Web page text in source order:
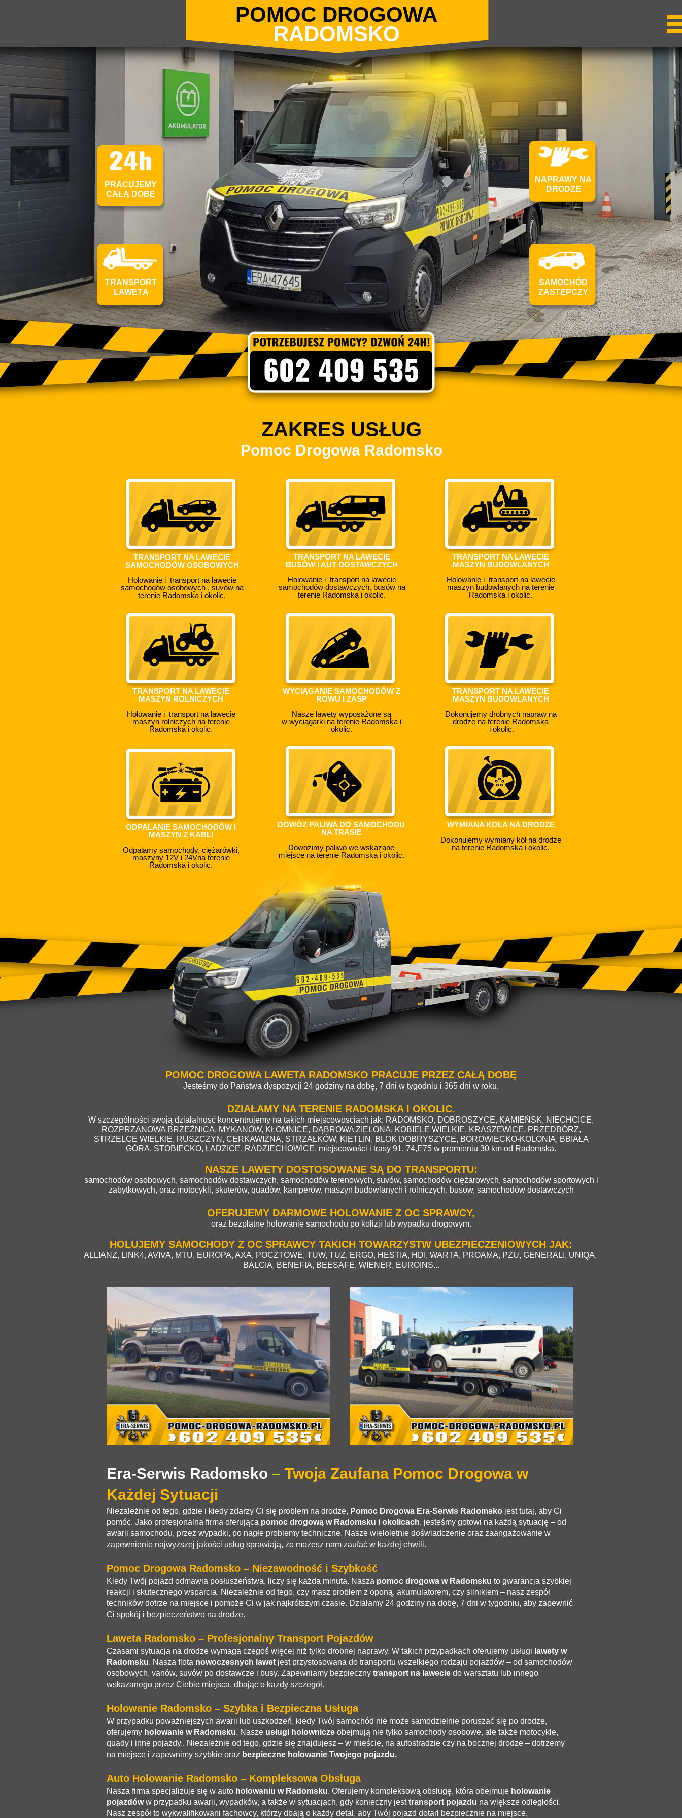
ZAKRES USŁUG
Pomoc Drogowa Radomsko
TRANSPORT NA LAWECIE
SAMOCHODÓW OSOBOWYCH
Holowanie i transport na lawecie
samochodów osobowych , suvów na
terenie Radomska i okolic.
TRANSPORT NA LAWECIE
BUSÓW I AUT DOSTAWCZYCH
Holowanie i transport na lawecie
samochodów dostawczych, busów na
terenie Radomska i okolic.
TRANSPORT NA LAWECIE
MASZYN BUDOWLANYCH
Holowanie i transport na lawecie
maszyn budowlanych na terenie
Radomska i okolic.
TRANSPORT NA LAWECIE
MASZYN ROLNICZYCH
Holowanie i transport na lawecie
maszyn rolniczych na terenie
Radomska i okolic.
WYCIĄGANIE SAMOCHODÓW Z
ROWU I ZASP
Nasze lawety wyposażone są
w wyciągarki na terenie Radomska i
okolic.
TRANSPORT NA LAWECIE
MASZYN BUDOWLANYCH
Dokonujemy drobnych napraw na
drodze na terenie Radomska
i okolic.
ODPALANIE SAMOCHODÓW I
MASZYN Z KABLI
Odpalamy samochody, ciężarówki,
maszyny 12V i 24Vna terenie
Radomska i okolic.
DOWÓZ PALIWA DO SAMOCHODU
NA TRASIE
Dowozimy paliwo we wskazane
miejsce na terenie Radomska i okolic.
WYMIANA KOŁA NA DRODZE
Dokonujemy wymiany kół na drodze
na terenie Radomska i okolic.
POMOC DROGOWA
RADOMSKO
PRACUJEMY
CAŁĄ DOBĘ
SAMOCHÓD
ZASTĘPCZY
NAPRAWY NA
DRODZE
TRANSPORT
LAWETĄ
POMOC DROGOWA LAWETA RADOMSKO PRACUJE PRZEZ CAŁĄ DOBĘ
Jesteśmy do Państwa dyspozycji 24 godziny na dobę, 7 dni w tygodniu i 365 dni w roku.
DZIAŁAMY NA TERENIE RADOMSKA I OKOLIC.
W szczególności swoją działalność koncentrujemy na takich miejscowościach jak: RADOMSKO, DOBROSZYCE, KAMIEŃSK, NIECHCICE,
ROZPRZANOWA BRZEŹNICA, MYKANÓW, KŁOMNICE, DĄBROWA ZIELONA, KOBIELE WIELKIE, KRASZEWICE, PRZEDBÓRZ,
STRZELCE WIELKIE, RUSZCZYN, CERKAWIZNA, STRZAŁKÓW, KIETLIN, BLOK DOBRYSZYCE, BOROWIECKO-KOLONIA, BBIAŁA
GÓRA, STOBIECKO, ŁADZICE, RADZIECHOWICE, miejscowości i trasy 91, 74,E75 w promieniu 30 km od Radomska.
NASZE LAWETY DOSTOSOWANE SĄ DO TRANSPORTU:
samochodów osobowych, samochodów dostawczych, samochodów terenowych, suvów, samochodów ciężarowych, samochodów sportowych i
zabytkowych, oraz motocykli, skuterów, quadów, kamperów, maszyn budowlanych i rolniczych, busów, samochodów dostawczych
OFERUJEMY DARMOWE HOLOWANIE Z OC SPRAWCY,
oraz bezpłatne holowanie samochodu po kolizji lub wypadku drogowym.
HOLUJEMY SAMOCHODY Z OC SPRAWCY TAKICH TOWARZYSTW UBEZPIECZENIOWYCH JAK:
ALLIANZ, LINK4, AVIVA, MTU, EUROPA, AXA, POCZTOWE, TUW, TUZ, ERGO, HESTIA, HDI, WARTA, PROAMA, PZU, GENERALI, UNIQA,
BALCIA, BENEFIA, BEESAFE, WIENER, EUROINS...
Era-Serwis Radomsko – Twoja Zaufana Pomoc Drogowa w
Każdej Sytuacji
Niezależnie od tego, gdzie i kiedy zdarzy Ci się problem na drodze, Pomoc Drogowa Era-Serwis Radomsko jest tutaj, aby Ci
pomóc. Jako profesjonalna firma oferująca pomoc drogową w Radomsku i okolicach, jesteśmy gotowi na każdą sytuację – od
awarii samochodu, przez wypadki, po nagłe problemy techniczne. Nasze wieloletnie doświadczenie oraz zaangażowanie w
zapewnienie najwyższej jakości usług sprawiają, że możesz nam zaufać w każdej chwili.
Pomoc Drogowa Radomsko – Niezawodność i Szybkość
Kiedy Twój pojazd odmawia posłuszeństwa, liczy się każda minuta. Nasza pomoc drogowa w Radomsku to gwarancja szybkiej
reakcji i skutecznego wsparcia. Niezależnie od tego, czy masz problem z oponą, akumulatorem, czy silnikiem – nasz zespół
techników dotrze na miejsce i pomoże Ci w jak najkrótszym czasie. Działamy 24 godziny na dobę, 7 dni w tygodniu, aby zapewnić
Ci spokój i bezpieczeństwo na drodze.
Laweta Radomsko – Profesjonalny Transport Pojazdów
Czasami sytuacja na drodze wymaga czegoś więcej niż tylko drobnej naprawy. W takich przypadkach oferujemy usługi lawety w
Radomsku. Nasza flota nowoczesnych lawet jest przystosowana do transportu wszelkiego rodzaju pojazdów – od samochodów
osobowych, vanów, suvów po dostawcze i busy. Zapewniamy bezpieczny transport na lawecie do warsztatu lub innego
wskazanego przez Ciebie miejsca, dbając o każdy szczegół.
Holowanie Radomsko – Szybka i Bezpieczna Usługa
W przypadku poważniejszych awarii lub uszkodzeń, kiedy Twój samochód nie może samodzielnie poruszać się po drodze,
oferujemy holowanie w Radomsku. Nasze usługi holownicze obejmują nie tylko samochody osobowe, ale także motocykle,
quady i inne pojazdy.. Niezależnie od tego, gdzie się znajdujesz – w mieście, na autostradzie czy na bocznej drodze – dotrzemy
na miejsce i zapewnimy szybkie oraz bezpieczne holowanie Twojego pojazdu.
Auto Holowanie Radomsko – Kompleksowa Obsługa
Nasza firma specjalizuje się w auto holowaniu w Radomsku. Oferujemy kompleksową obsługę, która obejmuje holowanie
pojazdóww przypadku awarii, wypadków, a także w sytuacjach, gdy konieczny jesttransport pojazdu na większe odległości.
Nasz zespół to wykwalifikowani fachowcy, którzy dbają o każdy detal, aby Twój pojazd dotarł bezpiecznie na miejsce.